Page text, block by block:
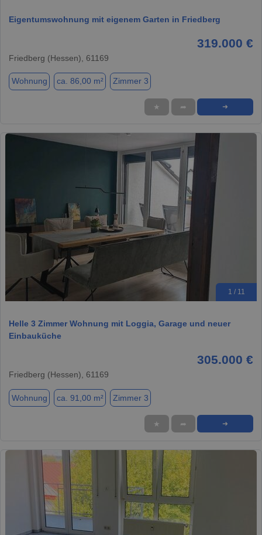
Eigentumswohnung mit eigenem Garten in Friedberg
319.000 €
Friedberg (Hessen), 61169
Wohnung ca. 86,00 m² Zimmer 3
★ ➦ ➜
1 / 11
Helle 3 Zimmer Wohnung mit Loggia, Garage und neuer
Einbauküche
305.000 €
Friedberg (Hessen), 61169
Wohnung ca. 91,00 m² Zimmer 3
★ ➦ ➜